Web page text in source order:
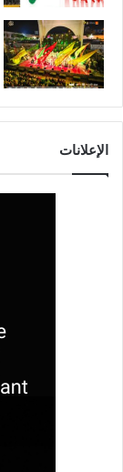
الإعلانات